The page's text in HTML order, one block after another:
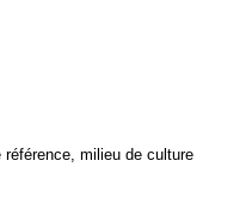
milieu de culture